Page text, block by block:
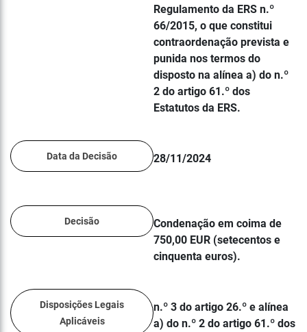
Regulamento da ERS n.º
66/2015, o que constitui
contraordenação prevista e
punida nos termos do
disposto na alínea a) do n.º
2 do artigo 61.º dos
Estatutos da ERS.
Data da Decisão 28/11/2024
Decisão
Condenação em coima de
750,00 EUR (setecentos e
cinquenta euros).
Disposições Legais
Aplicáveis
n.º 3 do artigo 26.º e alínea
a) do n.º 2 do artigo 61.º dos